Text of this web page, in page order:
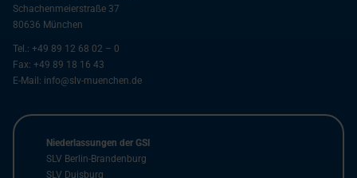
Schachenmeierstraße 37
80636 München
Tel.: +49 89 12 68 02 – 0
Fax: +49 89 18 16 43
E-Mail: info@slv-muenchen.de
Niederlassungen der GSI
SLV Berlin-Brandenburg
SLV Duisburg